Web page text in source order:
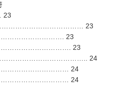
23
23
23
23
24
24
24